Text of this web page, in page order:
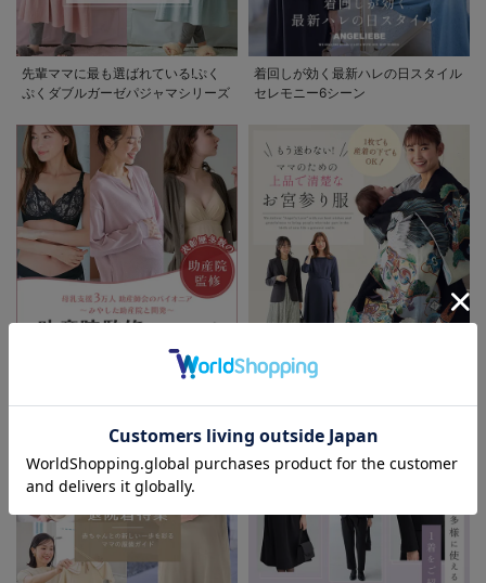
先輩ママに最も選ばれている!ぷく
ぷくダブルガーゼパジャマシリーズ
着回しが効く最新ハレの日スタイル
セレモニー6シーン
もう迷わない!!ママのための上品で
清楚なお宮参り服
お気に入り商品を確認する